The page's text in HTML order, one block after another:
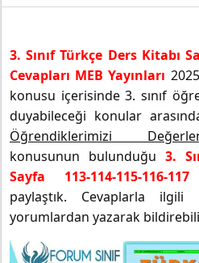
3. Sınıf Türkçe Ders Kitabı
Cevapları MEB Yayınları
konusu içerisinde 3. sınıf
duyabileceği konular
Öğrendiklerimizi
konusunun bulunduğu 3.
Sayfa 113-114-115-116-
paylaştık. Cevaplarla
yorumlardan yazarak